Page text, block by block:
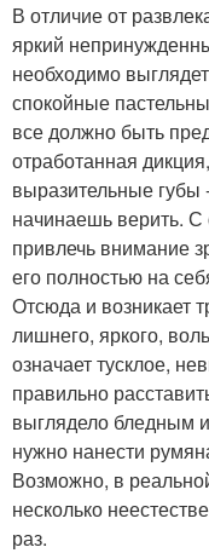
В отличие от
яркий
необходимо
спокойные
все должно быть
отработанная
выразительные губы
начинаешь верить. С
привлечь внимание
его полностью на
Отсюда и возникает
лишнего, яркого,
означает тусклое,
правильно
выглядело бледным
нужно нанести
Возможно, в
несколько
раз.